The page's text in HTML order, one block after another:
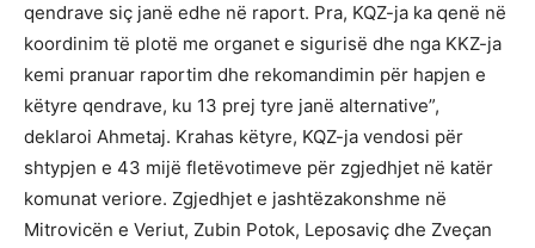
qendrave siç janë edhe në raport. Pra, KQZ-ja ka qenë në
koordinim të plotë me organet e sigurisë dhe nga KKZ-ja
kemi pranuar raportim dhe rekomandimin për hapjen e
këtyre qendrave, ku 13 prej tyre janë alternative”,
deklaroi Ahmetaj. Krahas këtyre, KQZ-ja vendosi për
shtypjen e 43 mijë fletëvotimeve për zgjedhjet në katër
komunat veriore. Zgjedhjet e jashtëzakonshme në
Mitrovicën e Veriut, Zubin Potok, Leposaviç dhe Zveçan